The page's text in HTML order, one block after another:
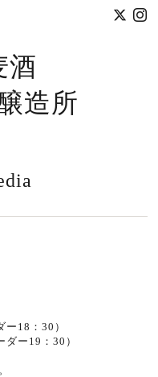
酒
造所
18：30）
ー19：30）